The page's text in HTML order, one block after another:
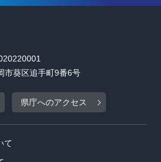
葵区追手町9番6号
県庁へのアクセス
て